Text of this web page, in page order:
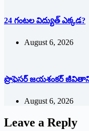
24 గంటల విద్యుత్ ఎక్కడ?
August 6, 2026
ప్రొఫెసర్ జయశంకర్
August 6, 2026
Leave a Reply